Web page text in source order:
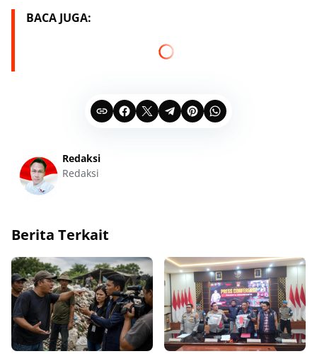
BACA JUGA:
Redaksi
Redaksi
Berita Terkait